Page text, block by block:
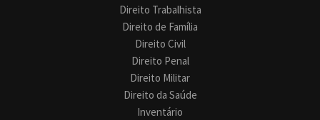
Direito Trabalhista
Direito de Família
Direito Civil
Direito Penal
Direito Militar
Direito da Saúde
Inventário